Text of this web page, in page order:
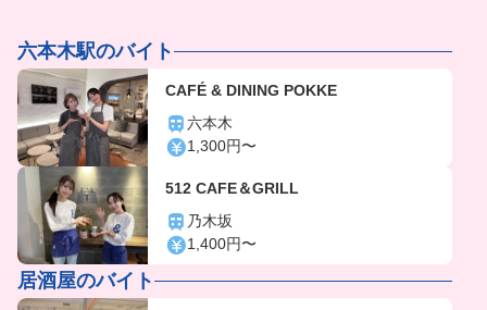
六本木駅のバイト
CAFÉ & DINING POKKE
六本木
1,300円〜
512 CAFE＆GRILL
乃木坂
1,400円〜
居酒屋のバイト